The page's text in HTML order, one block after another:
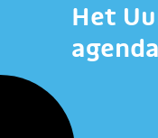
Het
agenda